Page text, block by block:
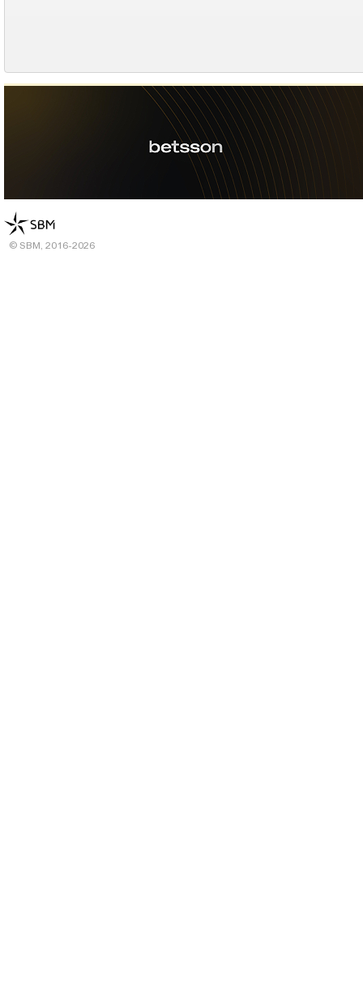
© SBM, 2016-2026